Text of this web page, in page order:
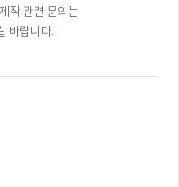
작 관련 문의는
바랍니다.